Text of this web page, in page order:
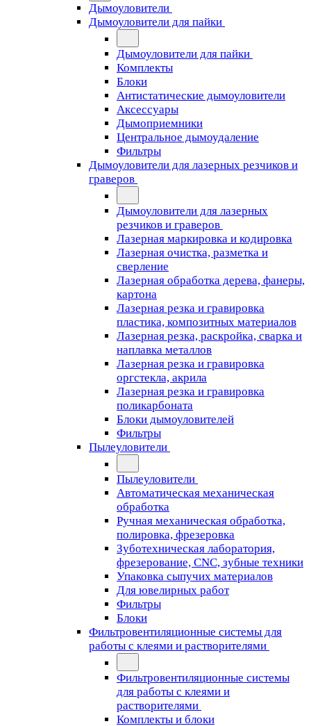
Дымоуловители
Дымоуловители для пайки
Дымоуловители для пайки
Комплекты
Блоки
Антистатические дымоуловители
Аксессуары
Дымоприемники
Центральное дымоудаление
Фильтры
Дымоуловители для лазерных резчиков и
граверов
Дымоуловители для лазерных
резчиков и граверов
Лазерная маркировка и кодировка
Лазерная очистка, разметка и
сверление
Лазерная обработка дерева, фанеры,
картона
Лазерная резка и гравировка
пластика, композитных материалов
Лазерная резка, раскройка, сварка и
наплавка металлов
Лазерная резка и гравировка
оргстекла, акрила
Лазерная резка и гравировка
поликарбоната
Блоки дымоуловителей
Фильтры
Пылеуловители
Пылеуловители
Автоматическая механическая
обработка
Ручная механическая обработка,
полировка, фрезеровка
Зуботехническая лаборатория,
фрезерование, CNC, зубные техники
Упаковка сыпучих материалов
Для ювелирных работ
Фильтры
Блоки
Фильтровентиляционные системы для
работы с клеями и растворителями
Фильтровентиляционные системы
для работы с клеями и
растворителями
Комплекты и блоки